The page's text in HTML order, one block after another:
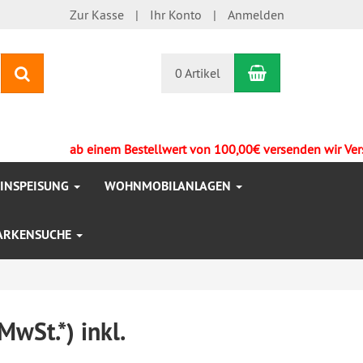
Zur Kasse Ihr Konto Anmelden
0 Artikel Warenkorb
ab einem Bestellwert von 100,00€ versenden wir
WOHNMOBILANLAGEN
inkl.